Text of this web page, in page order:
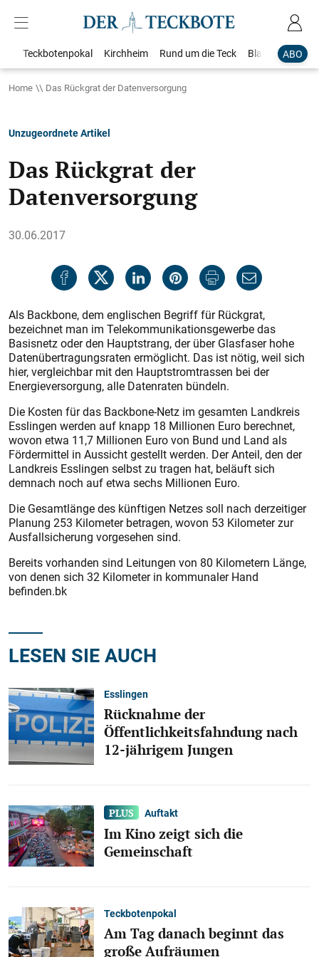
ABO
Teckbotenpokal Kirchheim Rund um die Teck Blaulicht
Home Das Rückgrat der Datenversorgung
Unzugeordnete Artikel
Das Rückgrat der
Datenversorgung
30.06.2017
Als Backbone, dem englischen Begriff für Rückgrat,
bezeichnet man im Telekommunikationsgewerbe das
Basisnetz oder den Hauptstrang, der über Glasfaser hohe
Datenübertragungsraten ermöglicht. Das ist nötig, weil sich
hier, vergleichbar mit den Hauptstromtrassen bei der
Energieversorgung, alle Datenraten bündeln.
Die Kosten für das Backbone-Netz im gesamten Landkreis
Esslingen werden auf knapp 18 Millionen Euro berechnet,
wovon etwa 11,7 Millionen Euro von Bund und Land als
Fördermittel in Aussicht gestellt werden. Der Anteil, den der
Landkreis Esslingen selbst zu tragen hat, beläuft sich
demnach noch auf etwa sechs Millionen Euro.
Die Gesamtlänge des künftigen Netzes soll nach derzeitiger
Planung 253 Kilometer betragen, wovon 53 Kilometer zur
Ausfallsicherung vorgesehen sind.
Bereits vorhanden sind Leitungen von 80 Kilometern Länge,
von denen sich 32 Kilometer in kommunaler Hand
befinden.bk
LESEN SIE AUCH
Esslingen
Rücknahme der
Öffentlichkeitsfahndung nach
12-jährigem Jungen
Auftakt
Im Kino zeigt sich die
Gemeinschaft
Teckbotenpokal
Am Tag danach beginnt das
große Aufräumen